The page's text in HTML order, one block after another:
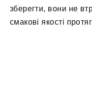
зберегти, вони не
смакові якості